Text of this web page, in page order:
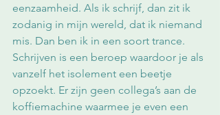
eenzaamheid. Als ik schrijf, dan zit ik
zodanig in mijn wereld, dat ik niemand
mis. Dan ben ik in een soort trance.
Schrijven is een beroep waardoor je als
vanzelf het isolement een beetje
opzoekt. Er zijn geen collega’s aan de
koffiemachine waarmee je even een